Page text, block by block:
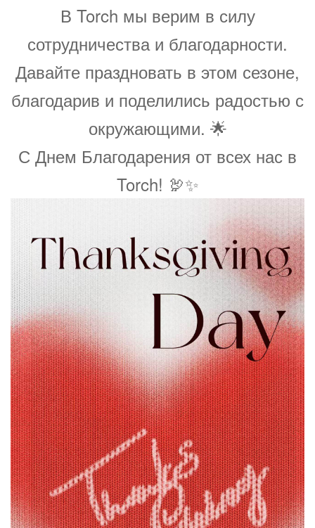
В Torch мы верим в силу
сотрудничества и благодарности.
Давайте праздновать в этом сезоне,
благодарив и поделились радостью с
окружающими. 🌟
С Днем Благодарения от всех нас в
Torch! 🦃✨